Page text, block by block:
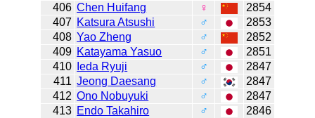
406 Chen Huifang ♀
2854
407 Katsura Atsushi ♂
2853
408 Yao Zheng ♂
2852
409 Katayama Yasuo ♂
2851
410
Ieda Ryuji ♂
2847
411 Jeong Daesang ♂
2847
412 Ono Nobuyuki ♂
2847
413 Endo Takahiro ♂
2846